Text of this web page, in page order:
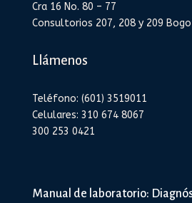
Cra 16 No. 80 – 77
Consultorios 207, 208 y 209
Llámenos
Teléfono: (601) 3519011
Celulares: 310 674 8067
300 253 0421
Manual de laboratorio: